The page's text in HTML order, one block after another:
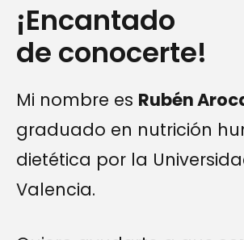
¡Encantado
de conocerte!
Mi nombre es Rubén
graduado en nutrición
dietética por la
Valencia.